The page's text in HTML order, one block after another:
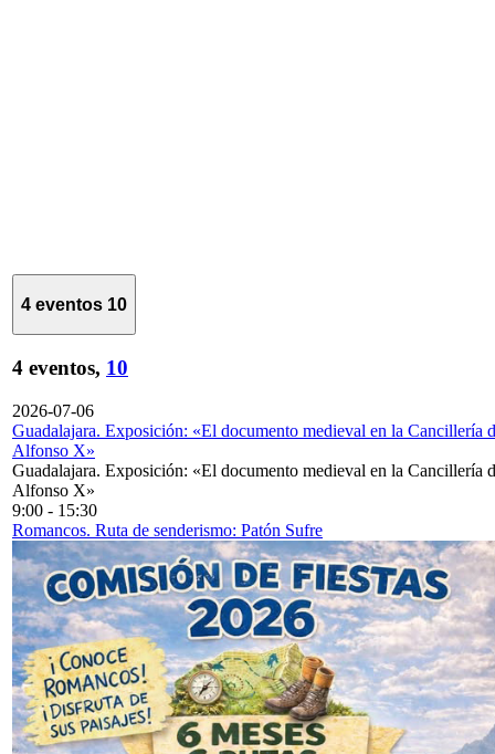
4 eventos 10
4 eventos, 10
2026-07-06
Guadalajara. Exposición: «El documento medieval en la Cancillería
Alfonso X»
Guadalajara. Exposición: «El documento medieval en la Cancillería
Alfonso X»
9:00 - 15:30
Romancos. Ruta de senderismo: Patón Sufre